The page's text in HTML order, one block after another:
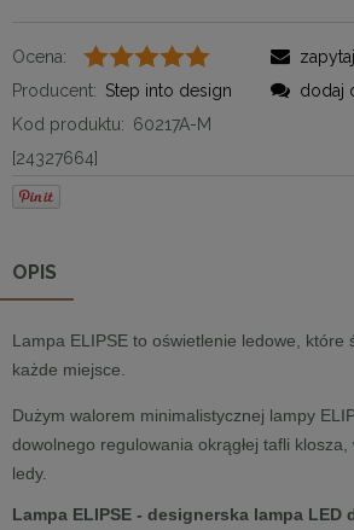
Ocena:
Producent: Step into design
Kod produktu: 60217A-M
[24327664]
dodaj
OPIS
Lampa ELIPSE to oświetlenie ledowe, które
każde miejsce.
Dużym walorem minimalistycznej lampy
dowolnego regulowania okrągłej tafli
ledy.
Lampa ELIPSE - designerska lampa LED